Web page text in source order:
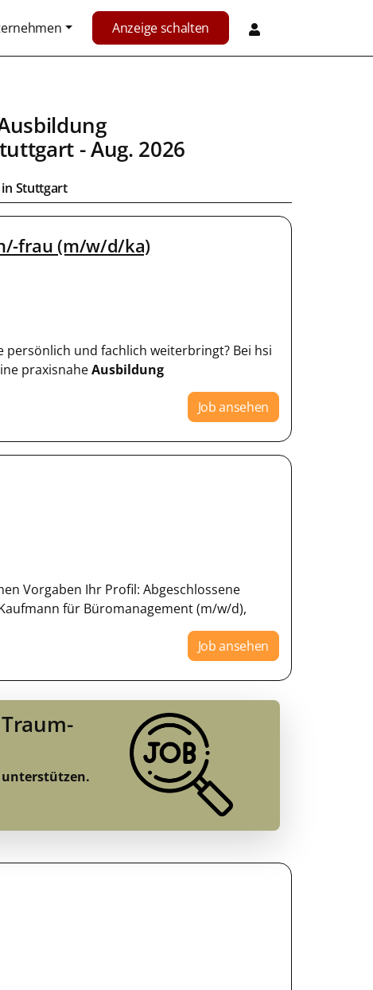
Anzeige schalten
- Aug. 2026
in Stuttgart
frau (m/w/d/ka)
persönlich und fachlich weiterbringt? Bei hsi
praxisnaheAusbildung
Job ansehen
Vorgaben Ihr Profil: Abgeschlossene
für Büromanagement (m/w/d),
Job ansehen
unterstützen.